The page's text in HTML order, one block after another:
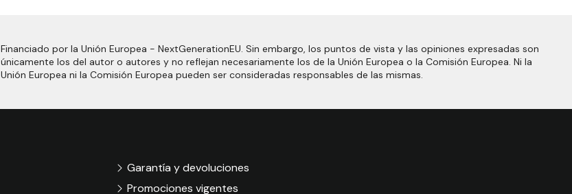
Financiado por la Unión Europea - NextGenerationEU. Sin embargo, los puntos de vista y las opiniones expresadas son
únicamente los del autor o autores y no reflejan necesariamente los de la Unión Europea o la Comisión Europea. Ni la
Unión Europea ni la Comisión Europea pueden ser consideradas responsables de las mismas.
Garantía y devoluciones
Promociones vigentes